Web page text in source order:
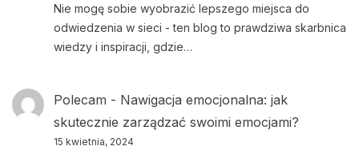
Nie mogę sobie wyobrazić lepszego miejsca do
odwiedzenia w sieci - ten blog to prawdziwa skarbnica
wiedzy i inspiracji, gdzie…
Polecam - Nawigacja emocjonalna: jak
skutecznie zarządzać swoimi emocjami?
15 kwietnia, 2024